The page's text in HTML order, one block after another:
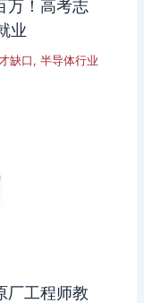
万！高考志
业
缺口 ,半导体行业
厂工程师教